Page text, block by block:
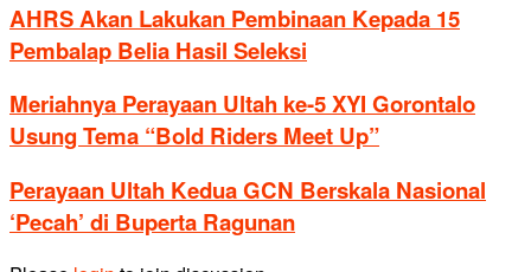
AHRS Akan Lakukan Pembinaan Kepada 15
Pembalap Belia Hasil Seleksi
Meriahnya Perayaan Ultah ke-5 XYI Gorontalo
Usung Tema “Bold Riders Meet Up”
Perayaan Ultah Kedua GCN Berskala Nasional
‘Pecah’ di Buperta Ragunan